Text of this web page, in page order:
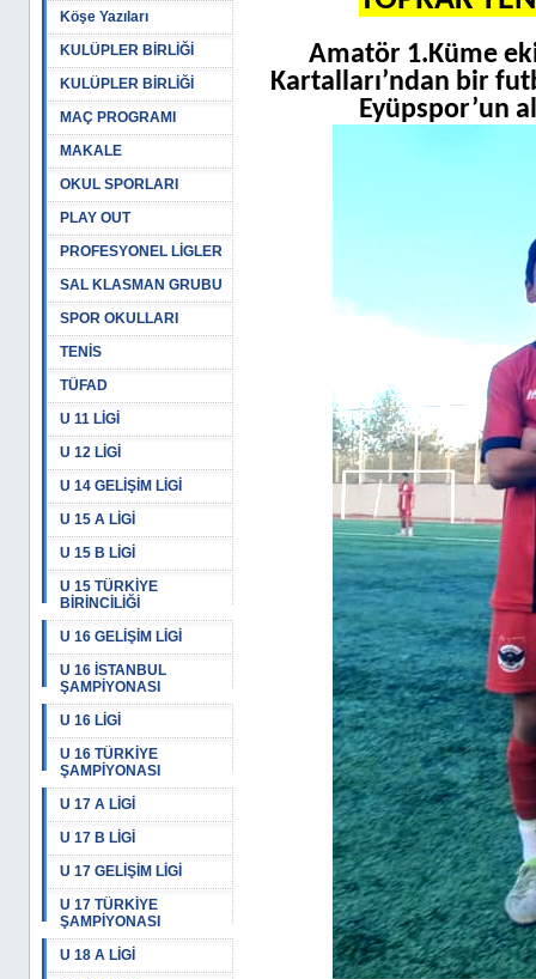
Köşe Yazıları
KULÜPLER BİRLİĞİ
KULÜPLER BİRLİĞİ
MAÇ PROGRAMI
MAKALE
OKUL SPORLARI
PLAY OUT
PROFESYONEL LİGLER
SAL KLASMAN GRUBU
SPOR OKULLARI
TENİS
TÜFAD
U 11 LİGİ
U 12 LİGİ
U 14 GELİŞİM LİGİ
U 15 A LİGİ
U 15 B LİGİ
U 15 TÜRKİYE
BİRİNCİLİĞİ
U 16 GELİŞİM LİGİ
U 16 İSTANBUL
ŞAMPİYONASI
U 16 LİGİ
U 16 TÜRKİYE
ŞAMPİYONASI
U 17 A LİGİ
U 17 B LİGİ
U 17 GELİŞİM LİGİ
U 17 TÜRKİYE
ŞAMPİYONASI
U 18 A LİGİ
Amatör 1.Küme
Kartalları’ndan bir
Eyüpspor’un